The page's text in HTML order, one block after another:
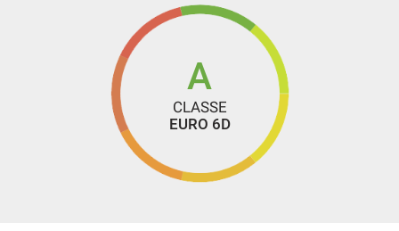
A
CLASSE
EURO 6D